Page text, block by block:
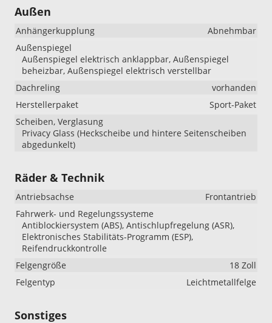
Außen
Anhängerkupplung
Abnehmbar
Außenspiegel
Außenspiegel elektrisch anklappbar, Außenspiegel
beheizbar, Außenspiegel elektrisch verstellbar
Dachreling
vorhanden
Herstellerpaket
Sport-Paket
Scheiben, Verglasung
Privacy Glass (Heckscheibe und hintere Seitenscheiben
abgedunkelt)
Räder & Technik
Antriebsachse
Frontantrieb
Fahrwerk- und Regelungssysteme
Antiblockiersystem (ABS), Antischlupfregelung (ASR),
Elektronisches Stabilitäts-Programm (ESP),
Reifendruckkontrolle
Felgengröße
18 Zoll
Felgentyp
Leichtmetallfelge
Sonstiges